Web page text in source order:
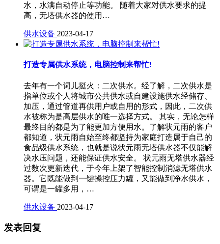
水，水满自动停止等功能。 随着大家对供水要求的提
高，无塔供水器的使用…
供水设备 2023-04-17
打造专属供水系统，电脑控制来帮忙!
去年有一个词儿挺火：二次供水。经了解，二次供水是
指单位或个人将城市公共供水或自建设施供水经储存、
加压，通过管道再供用户或自用的形式，因此，二次供
水被称为是高层供水的唯一选择方式。 其实，无论怎样
最终目的都是为了能更加方便用水。了解状元雨的客户
都知道，状元雨自始至终都坚持为家庭打造属于自己的
食品级供水系统，也就是说状元雨无塔供水器不仅能解
决水压问题，还能保证供水安全。 状元雨无塔供水器经
过数次更新迭代，于今年上架了智能控制消滤无塔供水
器。它既能做到一键操控压力罐，又能做到净水供水，
可谓是一罐多用，…
供水设备 2023-04-17
发表回复